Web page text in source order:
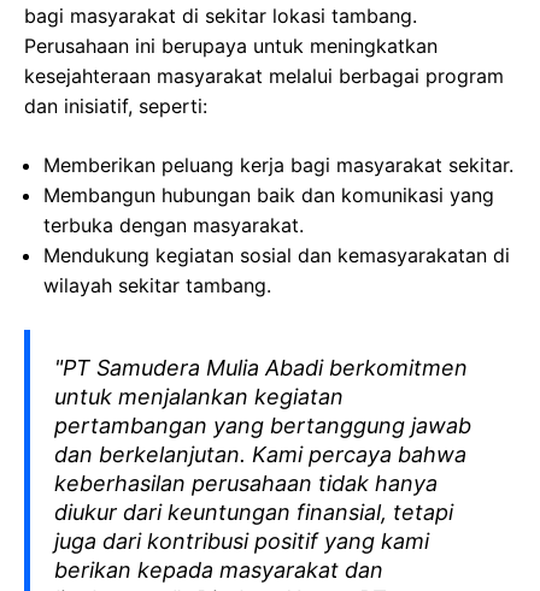
bagi masyarakat di sekitar lokasi tambang.
Perusahaan ini berupaya untuk meningkatkan
kesejahteraan masyarakat melalui berbagai program
dan inisiatif, seperti:
Memberikan peluang kerja bagi masyarakat sekitar.
Membangun hubungan baik dan komunikasi yang
terbuka dengan masyarakat.
Mendukung kegiatan sosial dan kemasyarakatan di
wilayah sekitar tambang.
"PT Samudera Mulia Abadi berkomitmen
untuk menjalankan kegiatan
pertambangan yang bertanggung jawab
dan berkelanjutan. Kami percaya bahwa
keberhasilan perusahaan tidak hanya
diukur dari keuntungan finansial, tetapi
juga dari kontribusi positif yang kami
berikan kepada masyarakat dan